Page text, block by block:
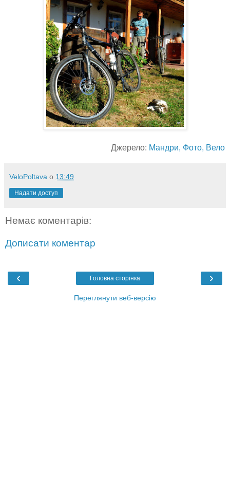
Джерело: Мандри, Фото, Вело
VeloPoltava о 13:49
Надати доступ
Немає коментарів:
Дописати коментар
‹ ›
Головна сторінка
Переглянути веб-версію